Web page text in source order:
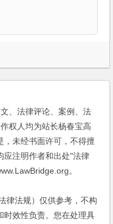
、法律评论、案例、法
权人均为站长杨春宝高
，未经书面许可，不得擅
应注明作者和出处"法律
。
法规）仅供参考，不构
时效性负责。您在处理具